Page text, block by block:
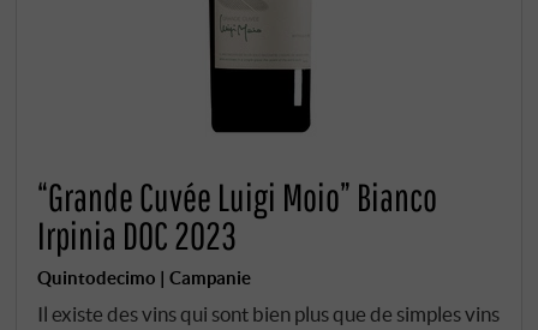
“Grande Cuvée Luigi Moio” Bianco
Irpinia DOC 2023
Quintodecimo | Campanie
Il existe des vins qui sont bien plus que de simples vins